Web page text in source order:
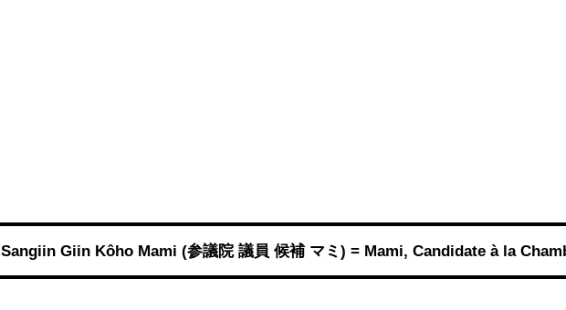
Sangiin Giin Kôho Mami (参議院 議員 候補 マミ) = Mami, Candidate à la